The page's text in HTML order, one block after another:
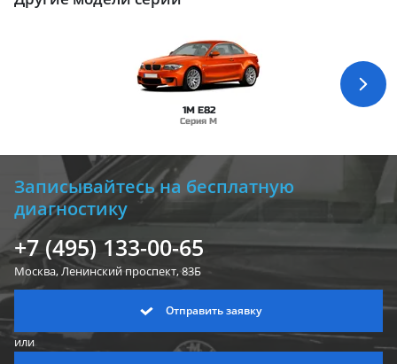
1M E82
Серия M
Записывайтесь на бесплатную
диагностику
+7 (495) 133-00-65
Москва, Ленинскийпроспект, 83Б
Отправить заявку
или